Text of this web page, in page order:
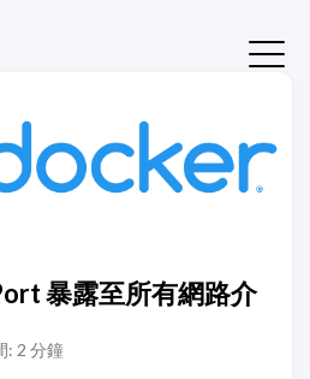
暴露至所有網路介
: 2 分鐘